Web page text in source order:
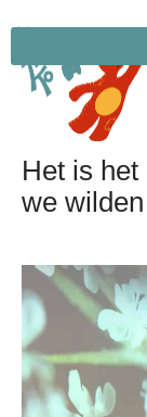
Het is
we wilden